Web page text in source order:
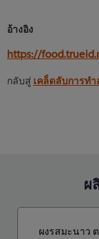
อ้างอิง
https://
กลับสู่ เคล็ดลับการท
ผ
ผงรสมะนาว